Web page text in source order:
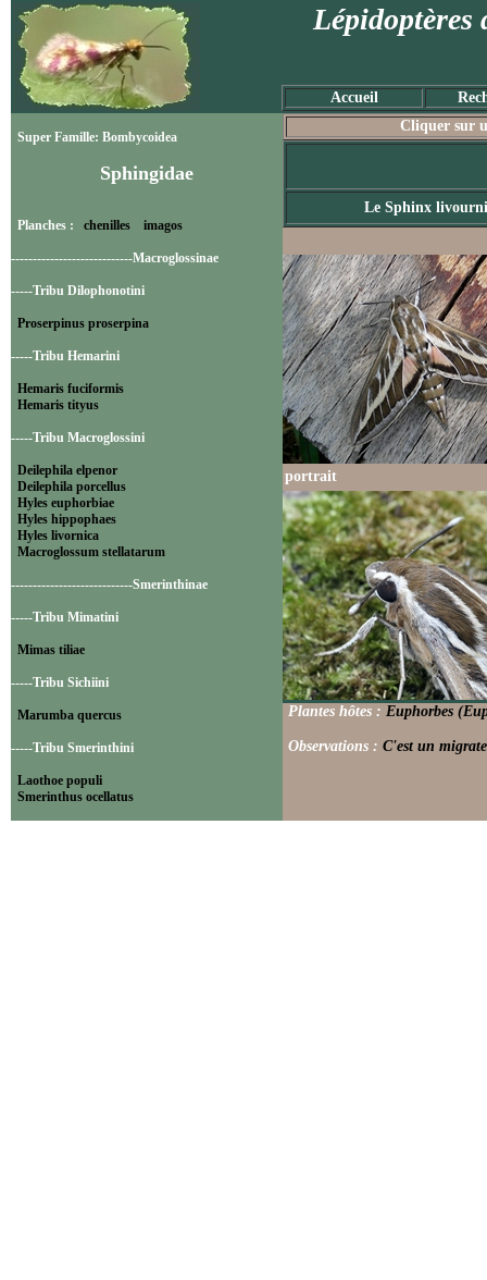
Lépidoptères
Accueil
Super Famille: Bombycoidea
Sphingidae
Planches : chenilles imagos
----------------------------Macroglossinae
-----Tribu Dilophonotini
Proserpinus proserpina
-----Tribu Hemarini
Hemaris fuciformis
Hemaris tityus
-----Tribu Macroglossini
Deilephila elpenor
Deilephila porcellus
Hyles euphorbiae
Hyles hippophaes
Hyles livornica
Macroglossum stellatarum
----------------------------Smerinthinae
-----Tribu Mimatini
Mimas tiliae
-----Tribu Sichiini
Marumba quercus
-----Tribu Smerinthini
Laothoe populi
Smerinthus ocellatus
Cliquer sur
Le Sphinx
portrait
Plantes hôtes : Euphorbes
Observations : C'est un